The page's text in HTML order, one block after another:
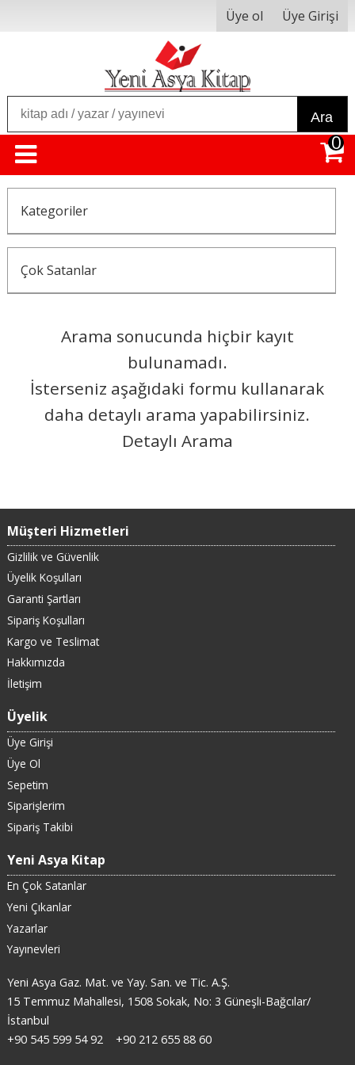
Üye ol Üye Girişi
Ara
0
Kategoriler
Çok Satanlar
Arama sonucunda hiçbir kayıt
bulunamadı.
İsterseniz aşağıdaki formu kullanarak
daha detaylı arama yapabilirsiniz.
Detaylı Arama
Müşteri Hizmetleri
Gizlilik ve Güvenlik
Üyelik Koşulları
Garanti Şartları
Sipariş Koşulları
Kargo ve Teslimat
Hakkımızda
İletişim
Üyelik
Üye Girişi
Üye Ol
Sepetim
Siparişlerim
Sipariş Takibi
Yeni Asya Kitap
En Çok Satanlar
Yeni Çıkanlar
Yazarlar
Yayınevleri
Yeni Asya Gaz. Mat. ve Yay. San. ve Tic. A.Ş.
15 Temmuz Mahallesi, 1508 Sokak, No: 3 Güneşli-Bağcılar/
İstanbul
+90 545 599 54 92
+90 212 655 88 60